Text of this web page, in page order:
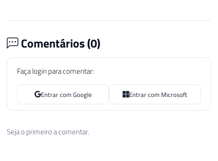
Comentários (0)
Faça login para comentar:
Entrar com Google Entrar com Microsoft
Seja o primeiro a comentar.